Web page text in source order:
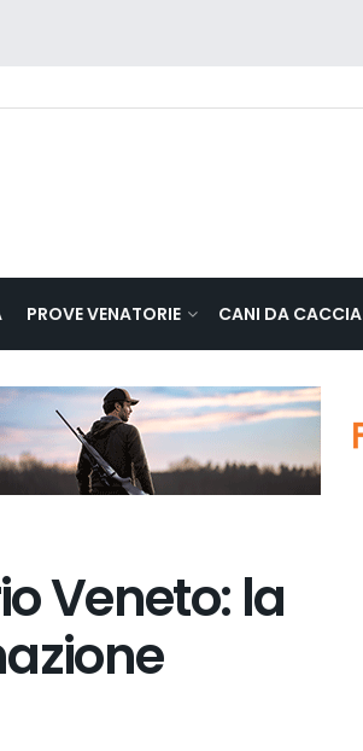
PROVE VENATORIE CANI DA CACCIA
Veneto: la